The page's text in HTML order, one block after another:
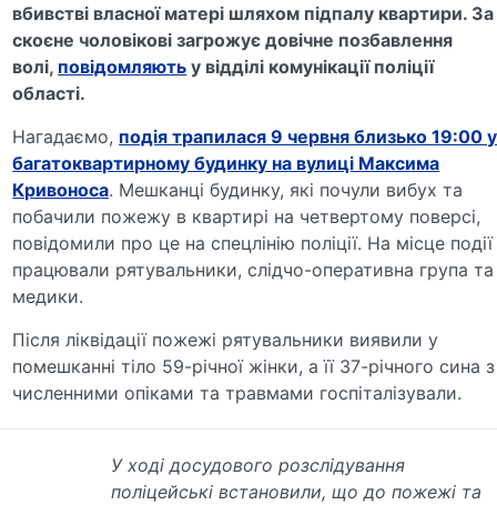
вбивстві власної матері шляхом підпалу квартири. За
скоєне чоловікові загрожує довічне позбавлення
волі, повідомляють у відділі комунікації поліції
області.
Нагадаємо, подія трапилася 9 червня близько 19:00 у
багатоквартирному будинку на вулиці Максима
Кривоноса. Мешканці будинку, які почули вибух та
побачили пожежу в квартирі на четвертому поверсі,
повідомили про це на спецлінію поліції. На місце події
працювали рятувальники, слідчо-оперативна група та
медики.
Після ліквідації пожежі рятувальники виявили у
помешканні тіло 59-річної жінки, а її 37-річного сина з
численними опіками та травмами госпіталізували.
У ході досудового розслідування
поліцейські встановили, що до пожежі та